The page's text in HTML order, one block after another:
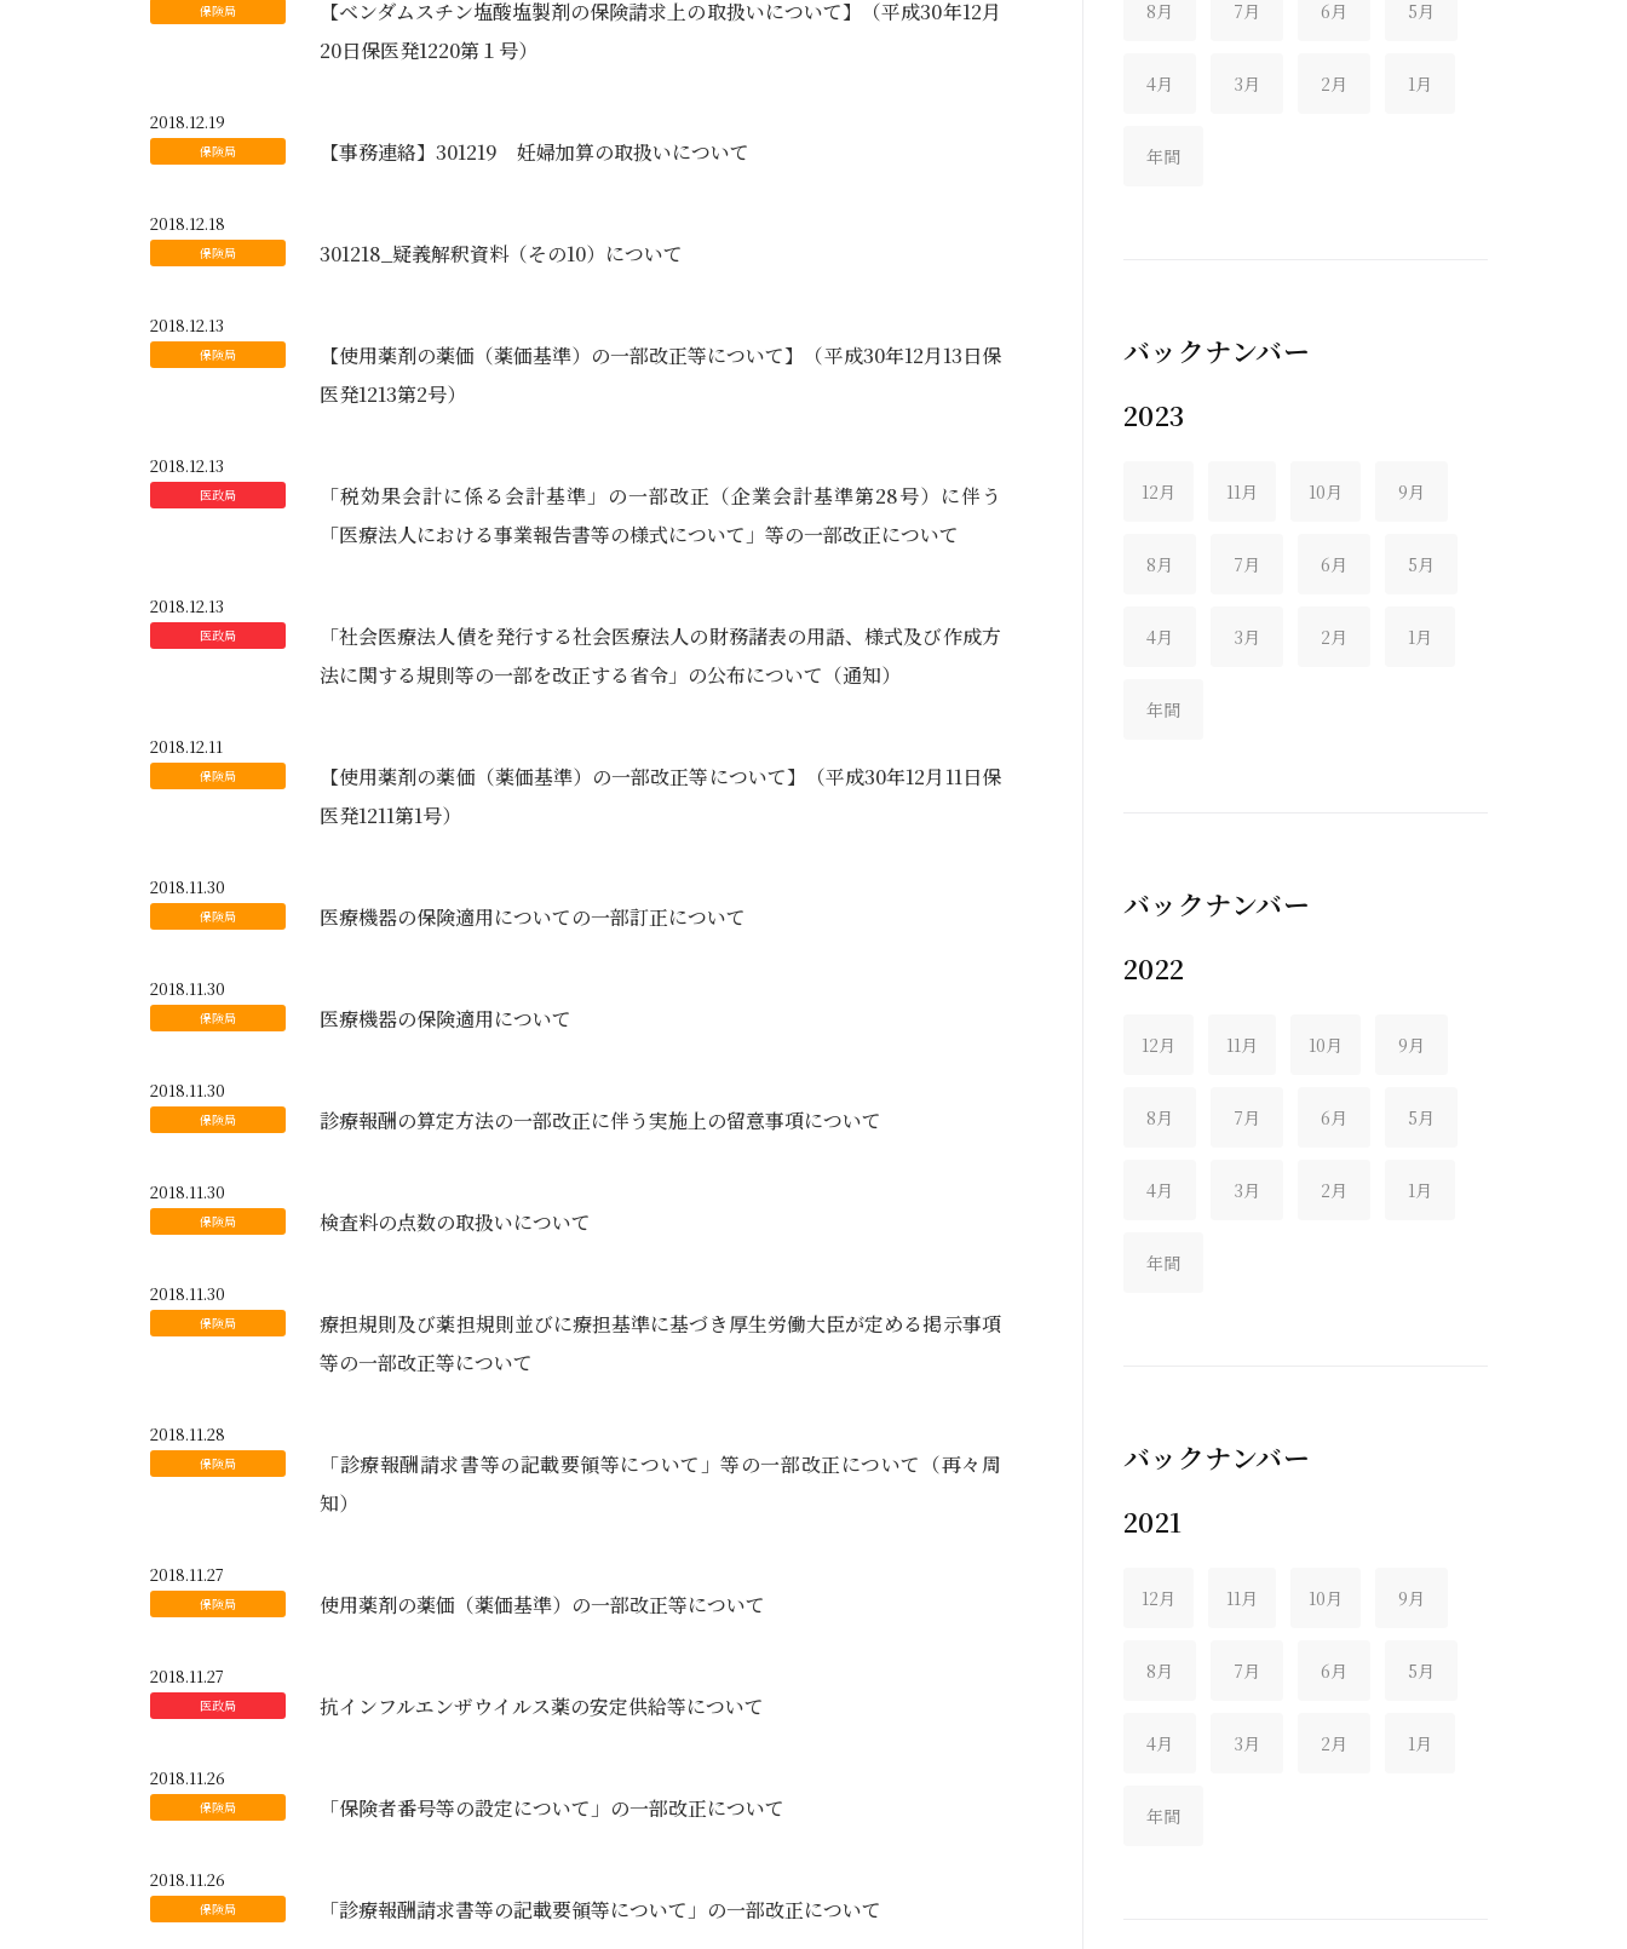
【ベンダムスチン塩酸塩製剤の保険請求上の取扱いについて】（平成30年12月
20日保医発1220第１号）
2018.12.19
【事務連絡】301219 妊婦加算の取扱いについて
2018.12.18
301218_疑義解釈資料（その10）について
2018.12.13
【使用薬剤の薬価（薬価基準）の一部改正等について】（平成30年12月13日保
医発1213第2号）
2018.12.13
「税効果会計に係る会計基準」の一部改正（企業会計基準第28号）に伴う
「医療法人における事業報告書等の様式について」等の一部改正について
2018.12.13
「社会医療法人債を発行する社会医療法人の財務諸表の用語、様式及び作成方
法に関する規則等の一部を改正する省令」の公布について（通知）
2018.12.11
【使用薬剤の薬価（薬価基準）の一部改正等について】（平成30年12月11日保
医発1211第1号）
2018.11.30
医療機器の保険適用についての一部訂正について
2018.11.30
医療機器の保険適用について
2018.11.30
診療報酬の算定方法の一部改正に伴う実施上の留意事項について
2018.11.30
検査料の点数の取扱いについて
2018.11.30
療担規則及び薬担規則並びに療担基準に基づき厚生労働大臣が定める掲示事項
等の一部改正等について
2018.11.28
「診療報酬請求書等の記載要領等について」等の一部改正について（再々周
知）
2018.11.27
使用薬剤の薬価（薬価基準）の一部改正等について
2018.11.27
抗インフルエンザウイルス薬の安定供給等について
2018.11.26
「保険者番号等の設定について」の一部改正について
2018.11.26
「診療報酬請求書等の記載要領等について」の一部改正について
8月 7月 6月 5月
4月 3月 2月 1月
年間
バックナンバー
2023
12月 11月 10月 9月
8月 7月 6月 5月
4月 3月 2月 1月
年間
バックナンバー
2022
12月 11月 10月 9月
8月 7月 6月 5月
4月 3月 2月 1月
年間
バックナンバー
2021
12月 11月 10月 9月
8月 7月 6月 5月
4月 3月 2月 1月
年間